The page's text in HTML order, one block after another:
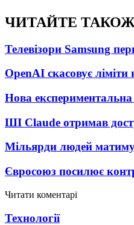
ЧИТАЙТЕ ТАКОЖ
Телевізори Samsung
OpenAI скасовує
Нова
ШІ Claude отримав
Мільярди людей
Євросоюз посилює
Читати коментарі
Технології